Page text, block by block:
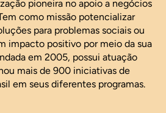
pioneira no apoio a negócios
como missão potencializar
para problemas sociais ou
impacto positivo por meio da sua
em 2005, possui atuação
mais de 900 iniciativas de
em seus diferentes programas.